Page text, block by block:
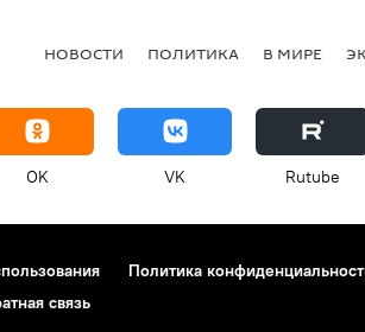
НОВОСТИ ПОЛИТИКА В МИРЕ
OK VK Rutube
Политика
связь